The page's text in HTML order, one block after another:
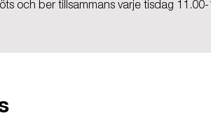
och ber tillsammans varje tisdag